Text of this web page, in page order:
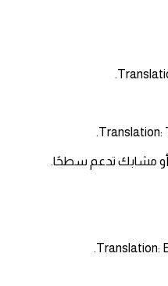
أو مشابك تدعم سطحًا.